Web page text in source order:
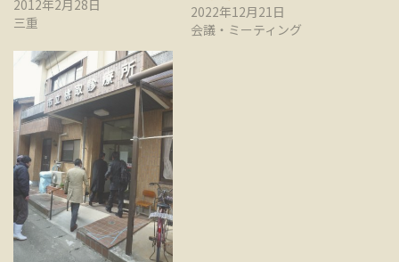
2012年2月28日
三重
2022年12月21日
会議・ミーティング